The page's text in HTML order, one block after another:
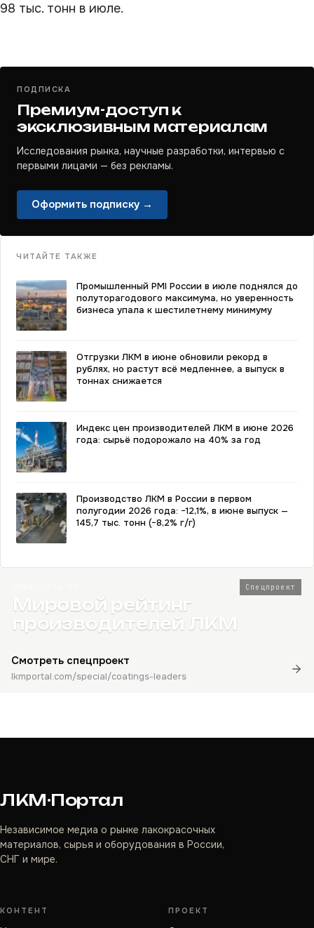
98 тыс. тонн в июле.
ПОДПИСКА
Премиум-доступ к
эксклюзивным материалам
Исследования рынка, научные разработки, интервью с
первыми лицами — без рекламы.
Оформить подписку →
ЧИТАЙТЕ ТАКЖЕ
Промышленный PMI России в июле поднялся до
полуторагодового максимума, но уверенность
бизнеса упала к шестилетнему минимуму
Отгрузки ЛКМ в июне обновили рекорд в
рублях, но растут всё медленнее, а выпуск в
тоннах снижается
Индекс цен производителей ЛКМ в июне 2026
года: сырьё подорожало на 40% за год
Производство ЛКМ в России в первом
полугодии 2026 года: −12,1%, в июне выпуск —
145,7 тыс. тонн (−8,2% г/г)
Спецпроект
Мировой рейтинг
производителей ЛКМ
Смотреть спецпроект
lkmportal.com/special/coatings-leaders
ЛКМ·Портал
Независимое медиа о рынке лакокрасочных
материалов, сырья и оборудования в России,
СНГ и мире.
КОНТЕНТ ПРОЕКТ